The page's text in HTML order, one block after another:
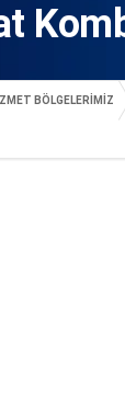
BÖLGELERİMİZ